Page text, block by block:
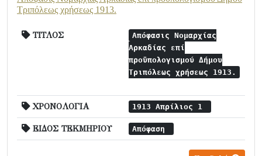
Τριπόλεως χρήσεως 1913.
ΤΙΤΛΟΣ
Απόφασις Νομαρχίας
Αρκαδίας επί
προϋπολογισμού Δήμου
Τριπόλεως χρήσεως 1913.
ΧΡΟΝΟΛΟΓΙΑ 1913 Απρίλιος 1
ΕΙΔΟΣ ΤΕΚΜΗΡΙΟΥ Απόφαση